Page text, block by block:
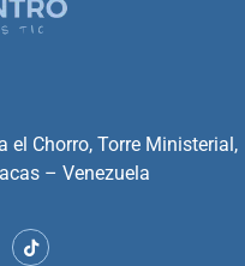
el Chorro, Torre Ministerial,
– Venezuela